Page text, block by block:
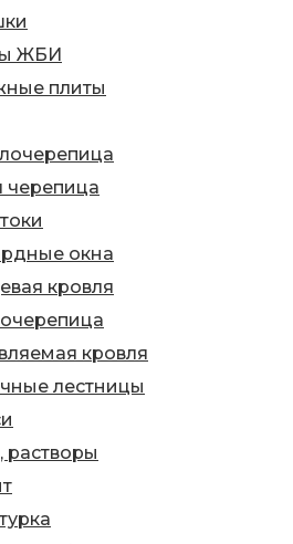
ЖБИ
плиты
черепица
окна
кровля
кровля
лестницы
растворы